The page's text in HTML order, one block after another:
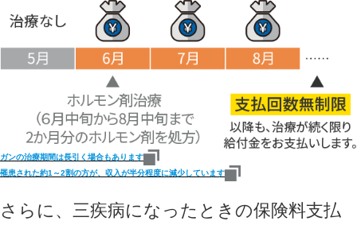
ガンの治療期間は長引く場合もあります
罹患された約1～2割の方が、収入が半分程度に減少しています
さらに、三疾病になったときの保険料支払